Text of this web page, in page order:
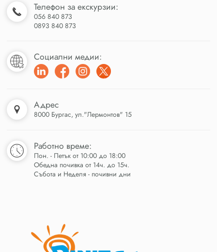
Телефон за екскурзии:
056 840 873
0893 840 873
Социални медии:
Адрес
8000 Бургас, ул."Лермонтов" 15
Работно време:
Пон. - Петък от 10:00 до 18:00
Обедна почивка от 14ч. до 15ч.
Събота и Неделя - почивни дни